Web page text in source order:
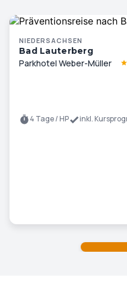
NIEDERSACHSEN
Bad Lauterberg
Parkhotel Weber-Müller
4 Tage / HP inkl.